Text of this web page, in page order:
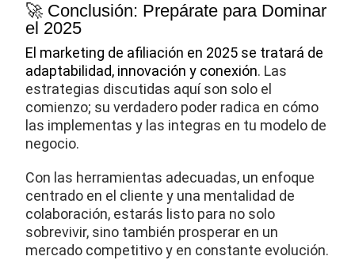
🚀 Conclusión: Prepárate para Dominar
el 2025
El marketing de afiliación en 2025 se tratará de
adaptabilidad, innovación y conexión. Las
estrategias discutidas aquí son solo el
comienzo; su verdadero poder radica en cómo
las implementas y las integras en tu modelo de
negocio.
Con las herramientas adecuadas, un enfoque
centrado en el cliente y una mentalidad de
colaboración, estarás listo para no solo
sobrevivir, sino también prosperar en un
mercado competitivo y en constante evolución.